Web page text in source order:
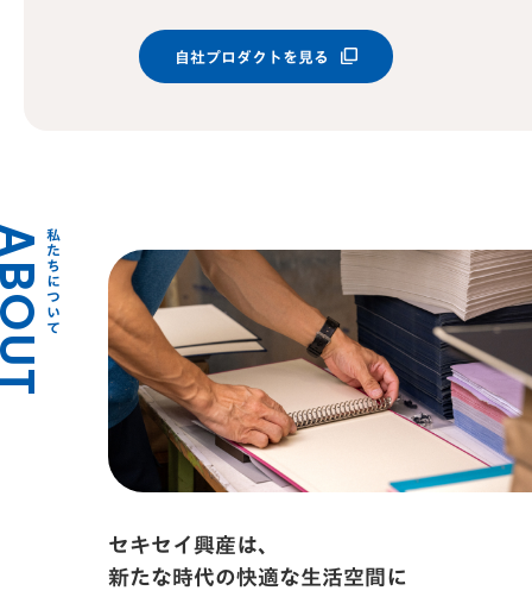
自社プロダクトを見る
私たちについて
セキセイ興産は、
新たな時代の快適な生活空間に